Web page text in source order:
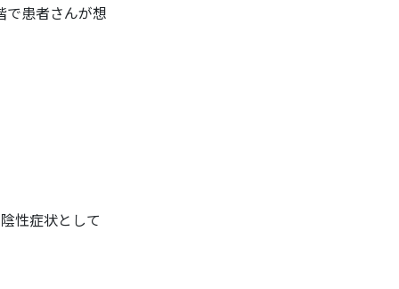
で患者さんが想
性症状として